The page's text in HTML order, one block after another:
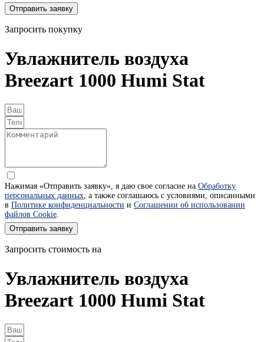
Отправить заявку
Запросить покупку
Увлажнитель воздуха
Breezart 1000 Humi Stat
Нажимая «Отправить заявку», я даю свое согласие на Обработку
персональных данных, а также соглашаюсь с условиями, описанными
в Политике конфиденциальности и Соглашении об использовании
файлов Cookie.
Отправить заявку
Запросить стоимость на
Увлажнитель воздуха
Breezart 1000 Humi Stat